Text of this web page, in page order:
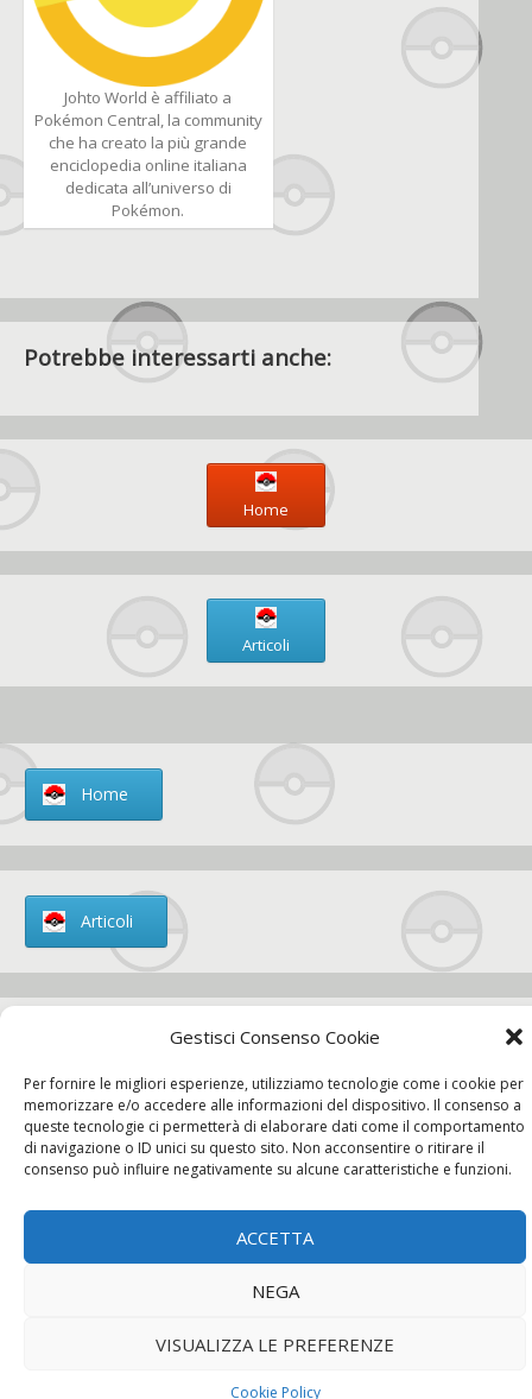
Gestisci Consenso Cookie
Per fornire le migliori esperienze, utilizziamo tecnologie come i cookie per
memorizzare e/o accedere alle informazioni del dispositivo. Il consenso a
queste tecnologie ci permetterà di elaborare dati come il comportamento
di navigazione o ID unici su questo sito. Non acconsentire o ritirare il
consenso può influire negativamente su alcune caratteristiche e funzioni.
ACCETTA
NEGA
VISUALIZZA LE PREFERENZE
Cookie Policy
Johto World è affiliato a
Pokémon Central, la community
che ha creato la più grande
enciclopedia online italiana
dedicata all’universo di
Pokémon.
Potrebbe interessarti anche:
Home
Articoli
Home
Articoli
Chi siamo
Contatti